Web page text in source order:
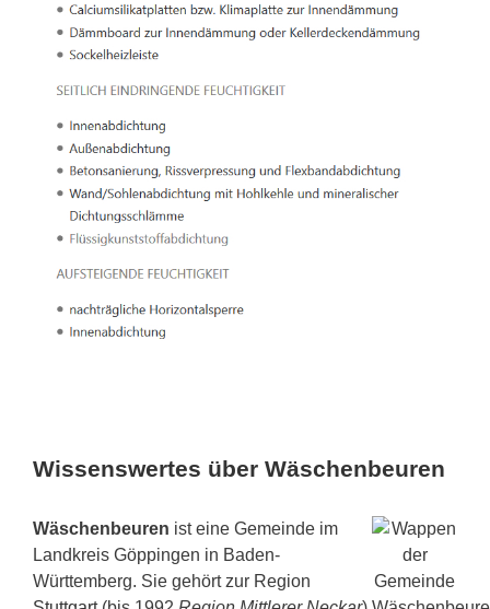
Wissenswertes über Wäschenbeuren
Wäschenbeuren ist eine Gemeinde im
Landkreis Göppingen in Baden-
Württemberg. Sie gehört zur Region